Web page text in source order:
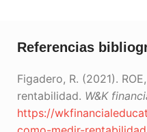
Referencias
Figadero, R. (2021).
rentabilidad. W&K
https://